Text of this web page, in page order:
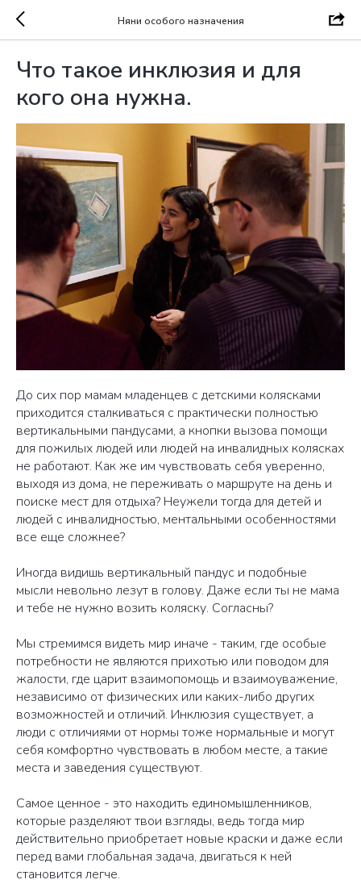
Няни особого назначения
Что такое инклюзия и для
кого она нужна.
До сих пор мамам младенцев с детскими колясками
приходится сталкиваться с практически полностью
вертикальными пандусами, а кнопки вызова помощи
для пожилых людей или людей на инвалидных колясках
не работают. Как же им чувствовать себя уверенно,
выходя из дома, не переживать о маршруте на день и
поиске мест для отдыха? Неужели тогда для детей и
людей с инвалидностью, ментальными особенностями
все еще сложнее?
Иногда видишь вертикальный пандус и подобные
мысли невольно лезут в голову. Даже если ты не мама
и тебе не нужно возить коляску. Согласны?
Мы стремимся видеть мир иначе - таким, где особые
потребности не являются прихотью или поводом для
жалости, где царит взаимопомощь и взаимоуважение,
независимо от физических или каких-либо других
возможностей и отличий. Инклюзия существует, а
люди с отличиями от нормы тоже нормальные и могут
себя комфортно чувствовать в любом месте, а такие
места и заведения существуют.
Самое ценное - это находить единомышленников,
которые разделяют твои взгляды, ведь тогда мир
действительно приобретает новые краски и даже если
перед вами глобальная задача, двигаться к ней
становится легче.